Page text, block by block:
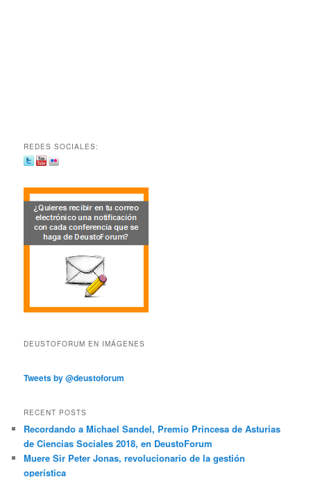
REDES SOCIALES:
DEUSTOFORUM EN IMÁGENES
Tweets by @deustoforum
RECENT POSTS
Recordando a Michael Sandel, Premio Princesa de Asturias
de Ciencias Sociales 2018, en DeustoForum
Muere Sir Peter Jonas, revolucionario de la gestión
operística